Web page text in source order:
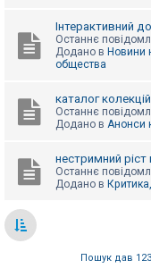
Інтерактивний
Останнє
Додано в Новини
общества
каталог
Останнє
Додано в Анонси
нестримний ріст
Останнє
Додано в
Пошук дав